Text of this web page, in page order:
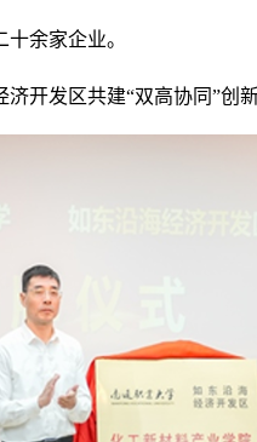
余家企业。
开发区共建“双高协同”创